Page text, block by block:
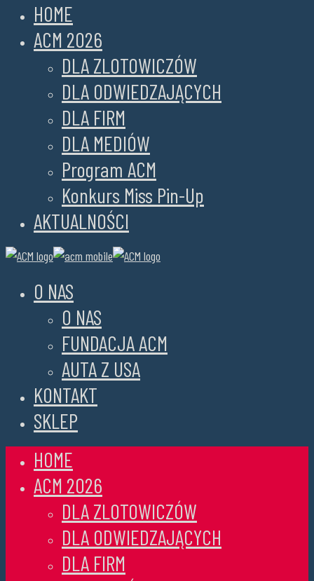
HOME
ACM 2026
DLA ZLOTOWICZÓW
DLA ODWIEDZAJĄCYCH
DLA FIRM
DLA MEDIÓW
Program ACM
Konkurs Miss Pin-Up
AKTUALNOŚCI
O NAS
O NAS
FUNDACJA ACM
AUTA Z USA
KONTAKT
SKLEP
HOME
ACM 2026
DLA ZLOTOWICZÓW
DLA ODWIEDZAJĄCYCH
DLA FIRM